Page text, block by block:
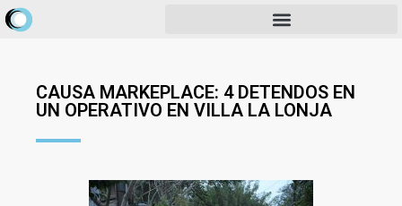
CAUSA MARKEPLACE: 4 DETENDOS EN
UN OPERATIVO EN VILLA LA LONJA